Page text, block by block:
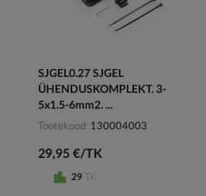
SJGEL0.27 SJGEL
ÜHENDUSKOMPLEKT. 3-
5x1.5-6mm2. ...
Tootekood 130004003
29,95 €/TK
29 TK